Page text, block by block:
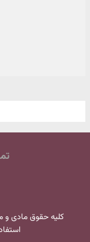
کلیه حقوق مادی و